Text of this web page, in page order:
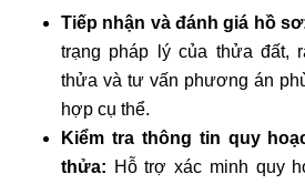
Tiếp nhận và đánh giá hồ
trạng pháp lý của thửa đất,
thửa và tư vấn phương án
hợp cụ thể.
Kiểm tra thông tin quy
thửa: Hỗ trợ xác minh quy